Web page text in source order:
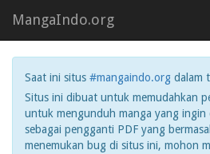
MangaIndo.org
Saat ini situs #mangaindo.org dalam
Situs ini dibuat untuk memudahkan
untuk mengunduh manga yang ingin
sebagai pengganti PDF yang
menemukan bug di situs ini, mohon